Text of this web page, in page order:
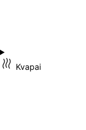
Kvapai